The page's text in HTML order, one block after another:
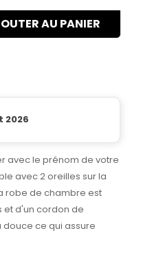
AU PANIER
2026
avec le prénom de votre
avec 2 oreilles sur la
robe de chambre est
d'un cordon de
ce qui assure